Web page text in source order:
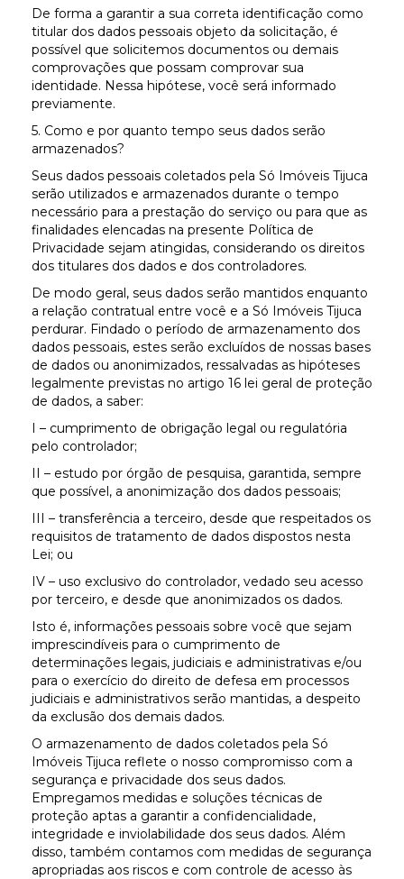
De forma a garantir a sua correta identificação como
titular dos dados pessoais objeto da solicitação, é
possível que solicitemos documentos ou demais
comprovações que possam comprovar sua
identidade. Nessa hipótese, você será informado
previamente.
5. Como e por quanto tempo seus dados serão
armazenados?
Seus dados pessoais coletados pela Só Imóveis Tijuca
serão utilizados e armazenados durante o tempo
necessário para a prestação do serviço ou para que as
finalidades elencadas na presente Política de
Privacidade sejam atingidas, considerando os direitos
dos titulares dos dados e dos controladores.
De modo geral, seus dados serão mantidos enquanto
a relação contratual entre você e a Só Imóveis Tijuca
perdurar. Findado o período de armazenamento dos
dados pessoais, estes serão excluídos de nossas bases
de dados ou anonimizados, ressalvadas as hipóteses
legalmente previstas no artigo 16 lei geral de proteção
de dados, a saber:
I – cumprimento de obrigação legal ou regulatória
pelo controlador;
II – estudo por órgão de pesquisa, garantida, sempre
que possível, a anonimização dos dados pessoais;
III – transferência a terceiro, desde que respeitados os
requisitos de tratamento de dados dispostos nesta
Lei; ou
IV – uso exclusivo do controlador, vedado seu acesso
por terceiro, e desde que anonimizados os dados.
Isto é, informações pessoais sobre você que sejam
imprescindíveis para o cumprimento de
determinações legais, judiciais e administrativas e/ou
para o exercício do direito de defesa em processos
judiciais e administrativos serão mantidas, a despeito
da exclusão dos demais dados.
O armazenamento de dados coletados pela Só
Imóveis Tijuca reflete o nosso compromisso com a
segurança e privacidade dos seus dados.
Empregamos medidas e soluções técnicas de
proteção aptas a garantir a confidencialidade,
integridade e inviolabilidade dos seus dados. Além
disso, também contamos com medidas de segurança
apropriadas aos riscos e com controle de acesso às